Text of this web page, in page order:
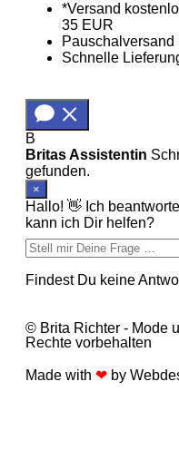
*Versand
35 EUR
Pauschalversand
Schnelle
B
Britas Assistentin
gefunden.
×
Hallo! 👋 Ich
kann ich Dir helfen?
Findest Du keine
© Brita Richter - Mode
Rechte vorbehalten
Made with ❤ by